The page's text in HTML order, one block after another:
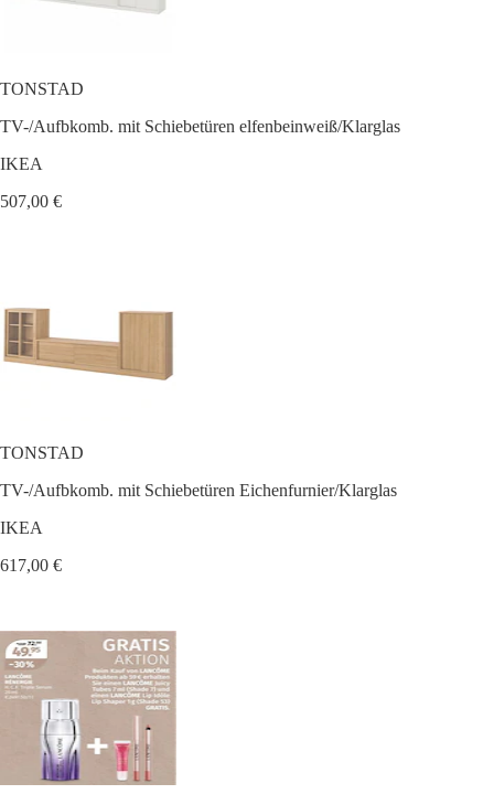
TONSTAD
TV-/Aufbkomb. mit Schiebetüren elfenbeinweiß/Klarglas
IKEA
507,00 €
TONSTAD
TV-/Aufbkomb. mit Schiebetüren Eichenfurnier/Klarglas
IKEA
617,00 €